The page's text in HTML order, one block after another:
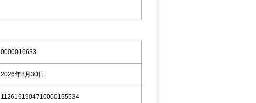
0000016633
2026年8月30日
1126161904710000155534